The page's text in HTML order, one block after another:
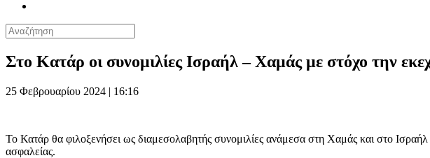
Στο Κατάρ οι συνομιλίες Ισραήλ – Χαμάς με στόχο την
25 Φεβρουαρίου 2024 | 16:16
Το Κατάρ θα φιλοξενήσει ως διαμεσολαβητής συνομιλίες ανάμεσα στη Χαμάς και στο
ασφαλείας.